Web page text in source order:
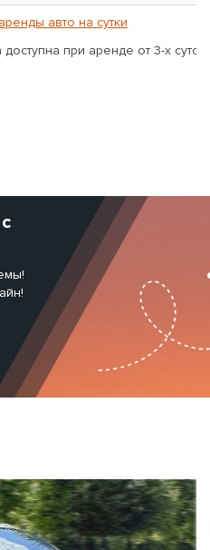
авто на сутки
при аренде от 3-х суток